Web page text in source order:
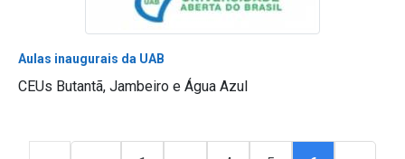
Aulas inaugurais da UAB
CEUs Butantã, Jambeiro e Água Azul